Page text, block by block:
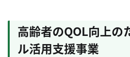
高齢者のQOL向上の
ル活用支援事業